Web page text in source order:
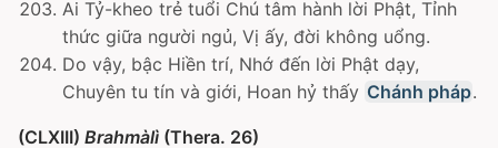
Ai Tỷ-kheo trẻ tuổi Chú tâm hành lời Phật, Tỉnh
thức giữa người ngủ, Vị ấy, đời không uổng.
Do vậy, bậc Hiền trí, Nhớ đến lời Phật dạy,
Chuyên tu tín và giới, Hoan hỷ thấy Chánh pháp.
(CLXIII) Brahmàlì (Thera. 26)